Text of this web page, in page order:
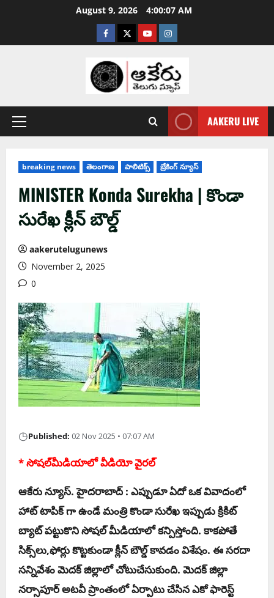
August 9, 2026 4:00:08 AM
AAKERU LIVE
breaking news తెలంగాణ పాలిటిక్స్ బ్రేకింగ్ న్యూస్
MINISTER Konda Surekha | కొండా
సురేఖ క్లీన్ బౌల్డ్‌
aakerutelugunews
November 2, 2025
0
◷Published: 02 Nov 2025 • 07:07 AM
* సోష‌ల్‌మీడియాలో వీడియో వైర‌ల్‌
ఆకేరు న్యూస్‌. హైద‌రాబాద్ : ఎప్పుడూ ఏదో ఒక వివాదంలో
హాట్ టాపిక్ గా ఉండే మంత్రి కొండా సురేఖ ఇప్పుడు క్రికిట్
బ్యాట్ ప‌ట్టుకొని సోష‌ల్ మీడియాలో క‌న్పిస్తోంది. కాక‌పోతే
సిక్స్‌లు,ఫోర్లు కొట్ట‌కుండా క్లీన్ బౌల్డ్ కావ‌డం విశేషం. ఈ స‌ర‌దా
స‌న్నివేశం మెద‌క్ జిల్లాలో చోటుచేసుకుంది. మెద‌క్ జిల్లా
న‌ర్సాపూర్ అట‌వీ ప్రాంతంలో ఏర్పాటు చేసిన ఎకో ఫారెస్ట్